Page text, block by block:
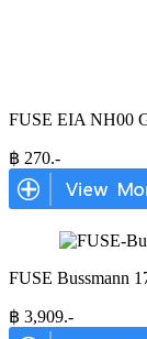
FUSE EIA NH00
฿ 270.-
FUSE Bussmann
฿ 3,909.-